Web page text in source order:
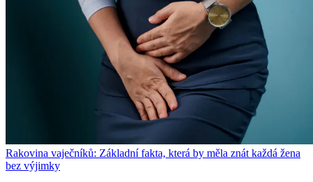
Rakovina vaječníků: Základní fakta, která by měla znát každá žena
bez výjimky